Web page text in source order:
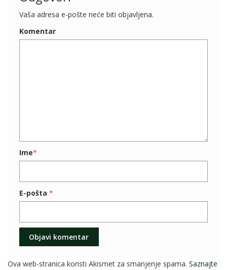
Vaša adresa e-pošte neće biti objavljena.
Komentar
Ime*
E-pošta *
Ova web-stranica koristi Akismet za smanjenje spama. Saznajte